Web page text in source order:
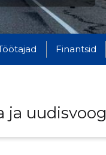
Finantsid
ja uudisvoog